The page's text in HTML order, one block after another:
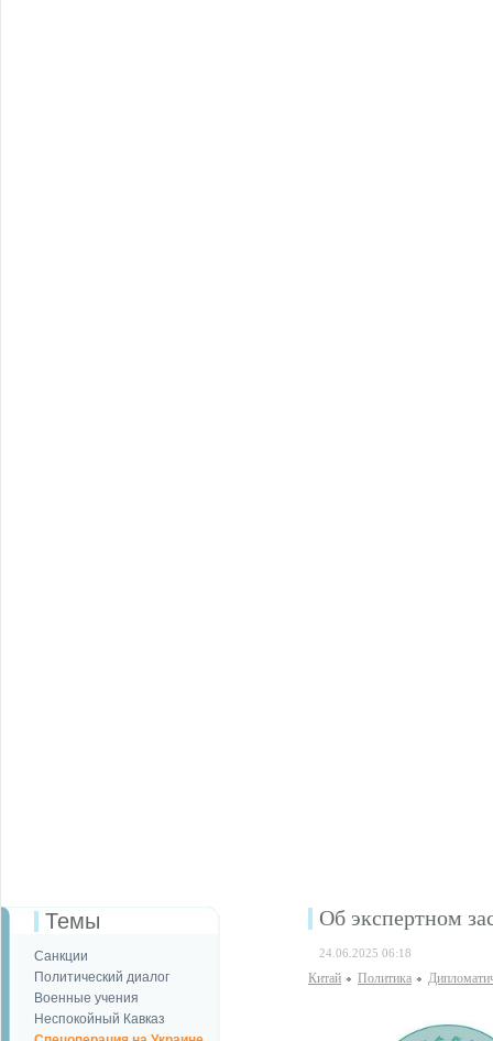
Темы
Санкции
Политический диалог
Военные учения
Неспокойный Кавказ
Об экспертном
24.06.2025 06:18
Китай Политика